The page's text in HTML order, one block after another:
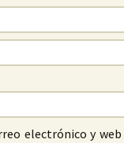
electrónico y